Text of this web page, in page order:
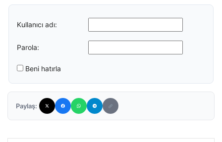
Kullanıcı adı:
Parola:
Beni hatırla
Paylaş: